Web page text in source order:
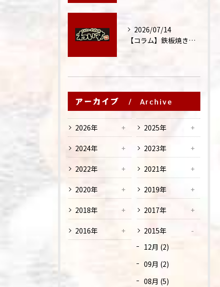
2026/07/14
【コラム】鉄板焼きが"コミュニケーション飯"と呼ばれる理由
アーカイブ Archive
2026年 2025年
2024年 2023年
2022年 2021年
2020年 2019年
2018年 2017年
2016年
2015年
12月 (2)
09月 (2)
08月 (5)